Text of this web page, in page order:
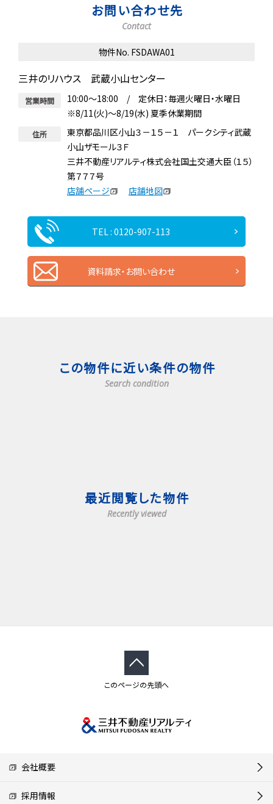
お問い合わせ先
Contact
物件No. FSDAWA01
三井のリハウス 武蔵小山センター
営業時間
10:00～18:00 / 定休日：毎週火曜日・水曜日
※8/11(火)～8/19(水) 夏季休業期間
住所
東京都品川区小山３－１５－１ パークシティ武蔵
小山ザモール３Ｆ
三井不動産リアルティ株式会社国土交通大臣（１５）
第７７７号
店舗ページ
店舗地図
TEL : 0120-907-113
資料請求・お問い合わせ
この物件に近い条件の物件
Search condition
最近閲覧した物件
Recently viewed
このページの先頭へ
会社概要
採用情報